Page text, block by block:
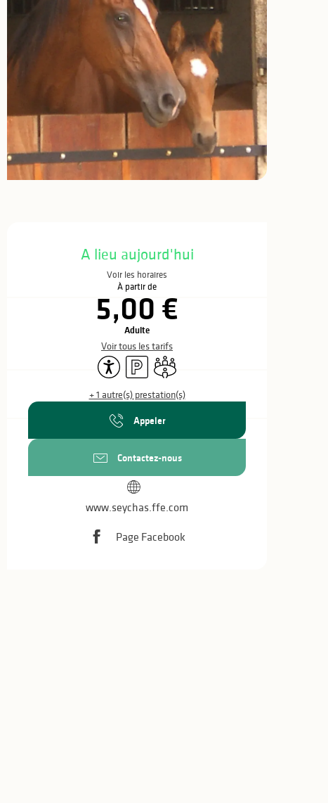
Ouverture et
A lieu aujourd'hui
Voir les horaires
À partir de
5,00 €
Adulte
Voir tous les tarifs
Accessibilité
ParkingSalle de réunion
+ 1 autre(s) prestation(s)
Appeler
Contactez-nous
www.seychas.ffe.com
Page Facebook